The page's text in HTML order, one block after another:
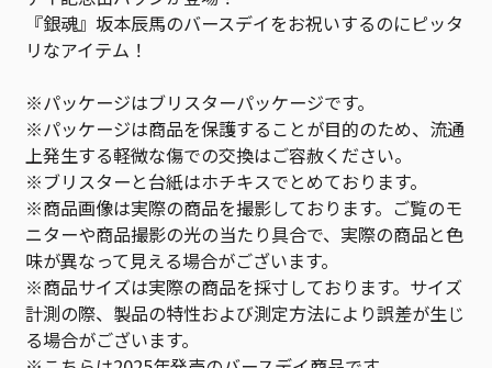
『銀魂』坂本辰馬のバースデイをお祝いするのにピッタ
リなアイテム！
※パッケージはブリスターパッケージです。
※パッケージは商品を保護することが目的のため、流通
上発生する軽微な傷での交換はご容赦ください。
※ブリスターと台紙はホチキスでとめております。
※商品画像は実際の商品を撮影しております。ご覧のモ
ニターや商品撮影の光の当たり具合で、実際の商品と色
味が異なって見える場合がございます。
※商品サイズは実際の商品を採寸しております。サイズ
計測の際、製品の特性および測定方法により誤差が生じ
る場合がございます。